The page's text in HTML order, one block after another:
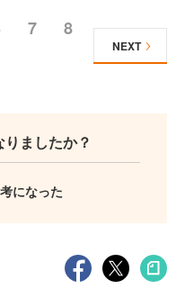
7
8
NEXT
ましたか？
になった